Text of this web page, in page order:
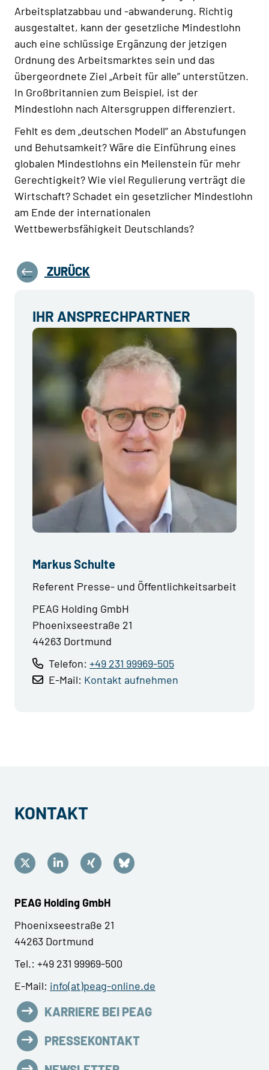
Arbeitsplatzabbau und -abwanderung. Richtig
ausgestaltet, kann der gesetzliche Mindestlohn
auch eine schlüssige Ergänzung der jetzigen
Ordnung des Arbeitsmarktes sein und das
übergeordnete Ziel „Arbeit für alle” unterstützen.
In Großbritannien zum Beispiel, ist der
Mindestlohn nach Altersgruppen differenziert.
Fehlt es dem „deutschen Modell“ an Abstufungen
und Behutsamkeit? Wäre die Einführung eines
globalen Mindestlohns ein Meilenstein für mehr
Gerechtigkeit? Wie viel Regulierung verträgt die
Wirtschaft? Schadet ein gesetzlicher Mindestlohn
am Ende der internationalen
Wettbewerbsfähigkeit Deutschlands?
ZURÜCK
IHR ANSPRECHPARTNER
Markus Schulte
Referent Presse- und Öffentlichkeitsarbeit
PEAG Holding GmbH
Phoenixseestraße 21
44263 Dortmund
Telefon: +49 231 99969-505
E-Mail: Kontakt aufnehmen
KONTAKT
PEAG Holding GmbH
Phoenixseestraße 21
44263 Dortmund
Tel.: +49 231 99969-500
E-Mail: info(at)peag-online.de
KARRIERE BEI PEAG
PRESSEKONTAKT